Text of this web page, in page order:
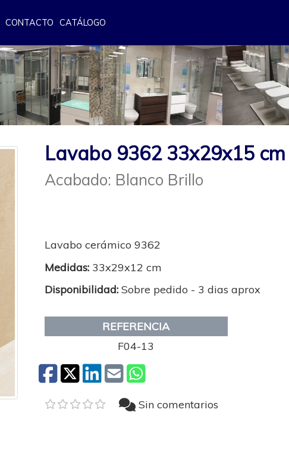
CONTACTO CATÁLOGO
Lavabo 9362 33x29x15 cm
Acabado: Blanco Brillo
Lavabo cerámico 9362
Medidas: 33x29x12 cm
Disponibilidad: Sobre pedido - 3 dias aprox
REFERENCIA
F04-13
Sin comentarios